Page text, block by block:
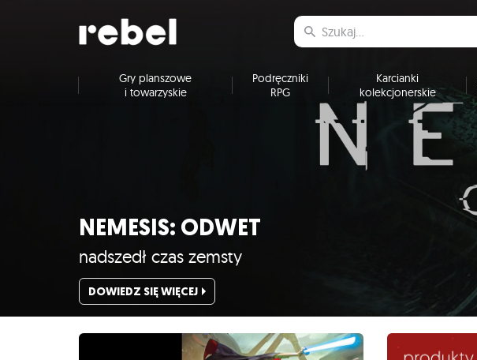
Gry planszowe
i towarzyskie
Podręczniki
RPG
Karcianki
kolekcjonerskie
NEMESIS: ODWET
nadszedł czas zemsty
DOWIEDZ SIĘ WIĘCEJ